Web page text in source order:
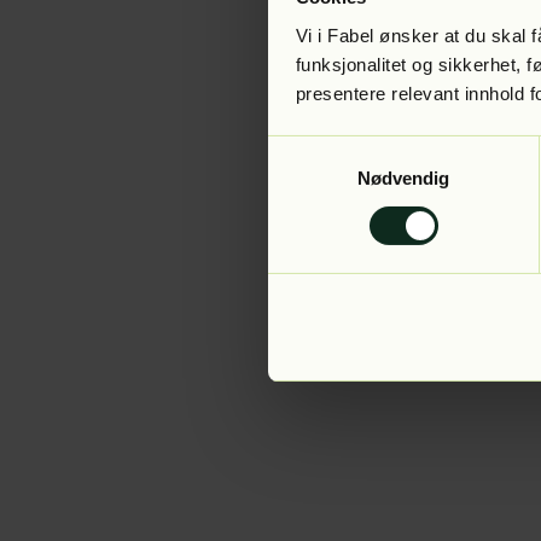
Vi i Fabel ønsker at du skal
funksjonalitet og sikkerhet,
presentere relevant innhold
Nødvendig
Application